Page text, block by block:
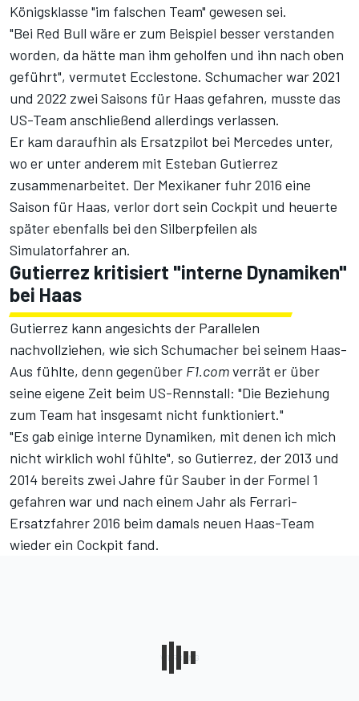
Königsklasse "im falschen Team" gewesen sei.
"Bei Red Bull wäre er zum Beispiel besser verstanden
worden, da hätte man ihm geholfen und ihn nach oben
geführt", vermutet Ecclestone. Schumacher war 2021
und 2022 zwei Saisons für Haas gefahren, musste das
US-Team anschließend allerdings verlassen.
Er kam daraufhin als Ersatzpilot bei Mercedes unter,
wo er unter anderem mit Esteban Gutierrez
zusammenarbeitet. Der Mexikaner fuhr 2016 eine
Saison für Haas, verlor dort sein Cockpit und heuerte
später ebenfalls bei den Silberpfeilen als
Simulatorfahrer an.
Gutierrez kritisiert "interne Dynamiken"
bei Haas
Gutierrez kann angesichts der Parallelen
nachvollziehen, wie sich Schumacher bei seinem Haas-
Aus fühlte, denn gegenüber F1.comverrät er über
seine eigene Zeit beim US-Rennstall: "Die Beziehung
zum Team hat insgesamt nicht funktioniert."
"Es gab einige interne Dynamiken, mit denen ich mich
nicht wirklich wohl fühlte", so Gutierrez, der 2013 und
2014 bereits zwei Jahre für Sauber in der Formel 1
gefahren war und nach einem Jahr als Ferrari-
Ersatzfahrer 2016 beim damals neuen Haas-Team
wieder ein Cockpit fand.